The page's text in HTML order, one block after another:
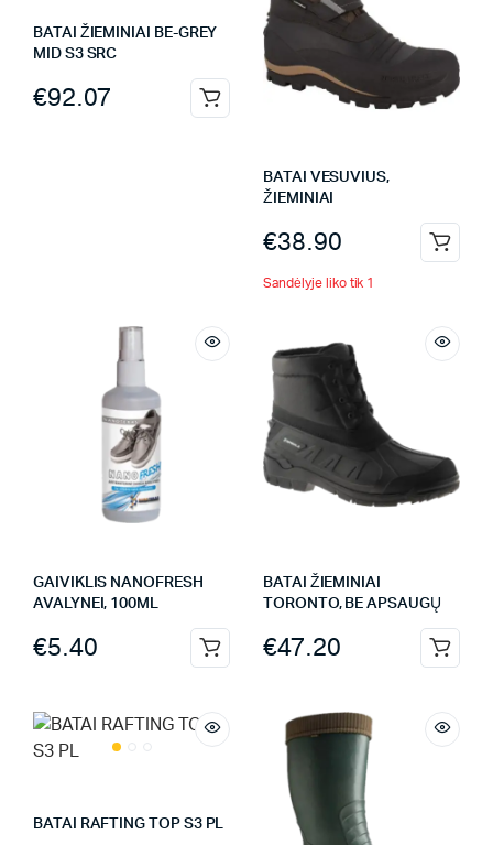
BATAI ŽIEMINIAI BE-GREY
MID S3 SRC
€92.07
BATAI VESUVIUS,
ŽIEMINIAI
€38.90
Sandėlyje liko tik 1
GAIVIKLIS NANOFRESH
AVALYNEI, 100ML
€5.40
BATAI ŽIEMINIAI
TORONTO, BE APSAUGŲ
€47.20
BATAI RAFTING TOP S3 PL